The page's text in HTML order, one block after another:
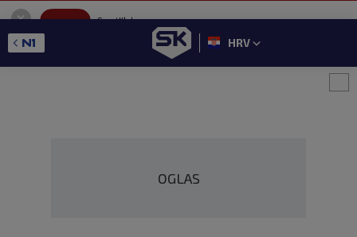
SportKlub
GET - On the Google Play
HRV
OGLAS